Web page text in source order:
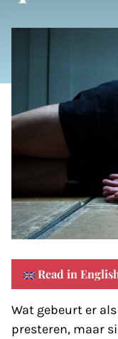
Read in
Wat gebeurt er
presteren, maar